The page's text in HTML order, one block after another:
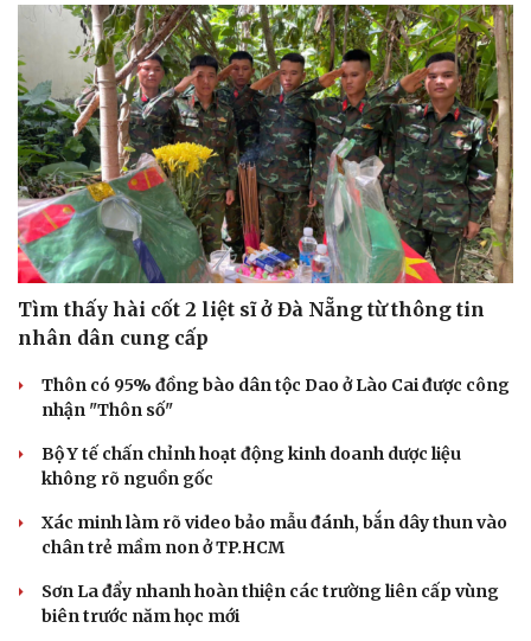
Tìm thấy hài cốt 2 liệt sĩ ở Đà Nẵng từ thông tin
nhân dân cung cấp
Thôn có 95% đồng bào dân tộc Dao ở Lào Cai được công
nhận "Thôn số"
Bộ Y tế chấn chỉnh hoạt động kinh doanh dược liệu
không rõ nguồn gốc
Xác minh làm rõ video bảo mẫu đánh, bắn dây thun vào
chân trẻ mầm non ở TP.HCM
Sơn La đẩy nhanh hoàn thiện các trường liên cấp vùng
biên trước năm học mới